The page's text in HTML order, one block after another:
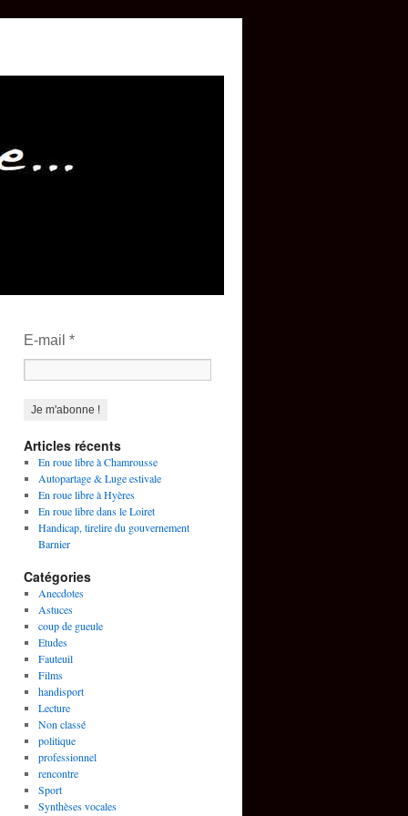
E-mail *
Articles récents
En roue libre à Chamrousse
Autopartage & Luge estivale
En roue libre à Hyères
En roue libre dans le Loiret
Handicap, tirelire du gouvernement
Barnier
Catégories
Anecdotes
Astuces
coup de gueule
Etudes
Fauteuil
Films
handisport
Lecture
Non classé
politique
professionnel
rencontre
Sport
Synthèses vocales